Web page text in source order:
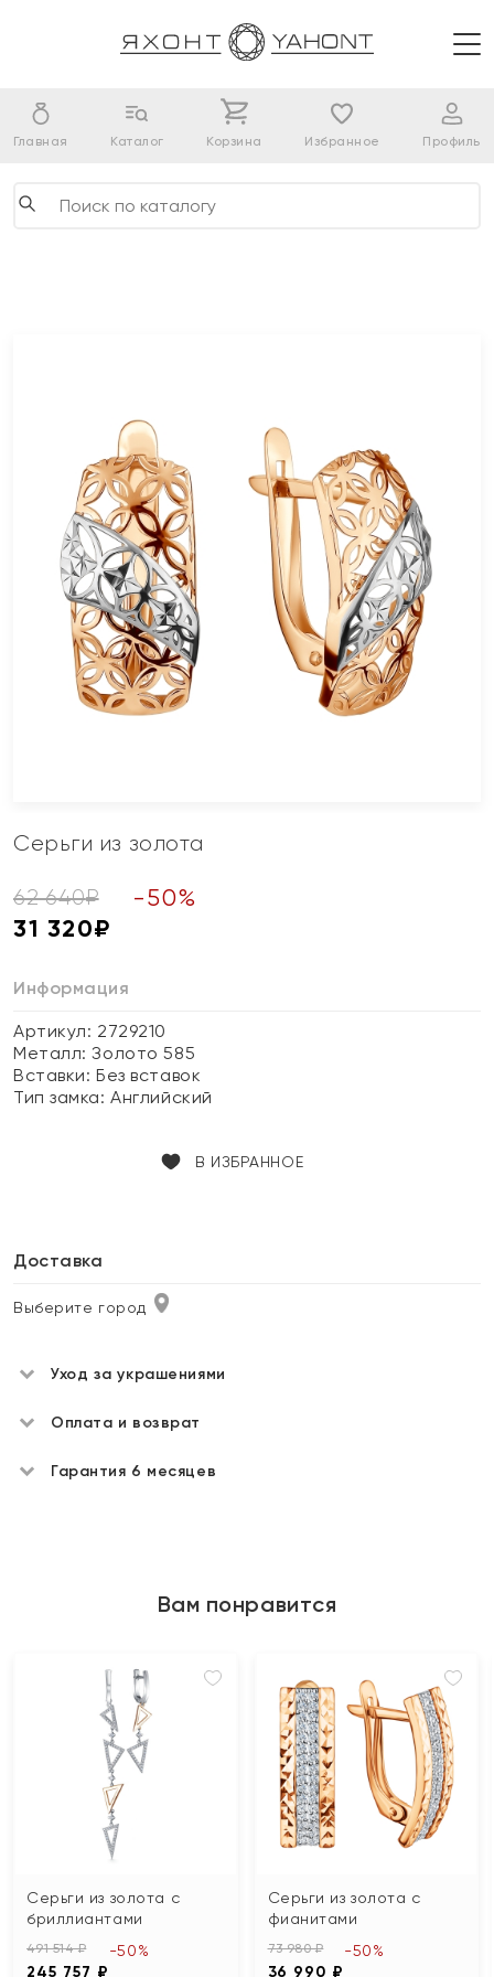
Главная Каталог Корзина Избранное Профиль
Серьги из золота
62 640₽ -50%
31 320₽
Информация
Артикул: 2729210
Металл:Золото 585
Вставки:Без вставок
Тип замка:Английский
В ИЗБРАННОЕ
Доставка
Выберите город
Уход за украшениями
Оплата и возврат
Гарантия 6 месяцев
Вам понравится
Серьги из золота с
бриллиантами
491 514 ₽
245 757 ₽
-50%
Серьги из золота с
фианитами
73 980 ₽
36 990 ₽
-50%